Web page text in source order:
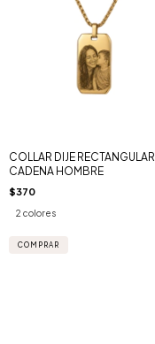
COLLAR DIJE RECTANGULAR
CADENA HOMBRE
$370
2 colores
COMPRAR